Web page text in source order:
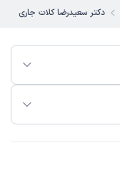
دکتر سعیدرضا کلات جاری